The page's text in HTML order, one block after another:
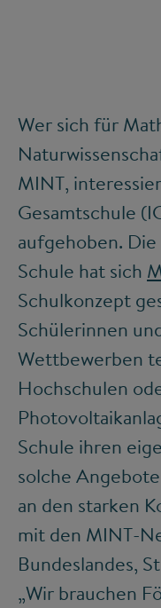
Wer sich für
MINT,
Gesamtschule
aufgehoben.
Schule hat sich
Schulkonzept
Schülerinnen
Wettbewerben
Hochschulen
Schule ihren
solche
an den starken
mit den MINT-
Bundeslandes,
„Wir brauchen